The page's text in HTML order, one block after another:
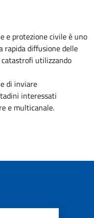
e protezione civile è uno
rapida diffusione delle
utilizzando
di inviare
interessati
e multicanale.